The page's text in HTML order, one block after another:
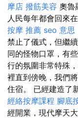
摩店 撥筋美容 奧魯
人民每年都會回來
按摩 推薦 seo 意思
禁止了儀式，但繼
同的怪物口罩，有
行的氛圍非常特殊
裡直到傍晚，我們
住宿。 已經建造了
經絡按摩課程 腳底
經開業，現代摩天